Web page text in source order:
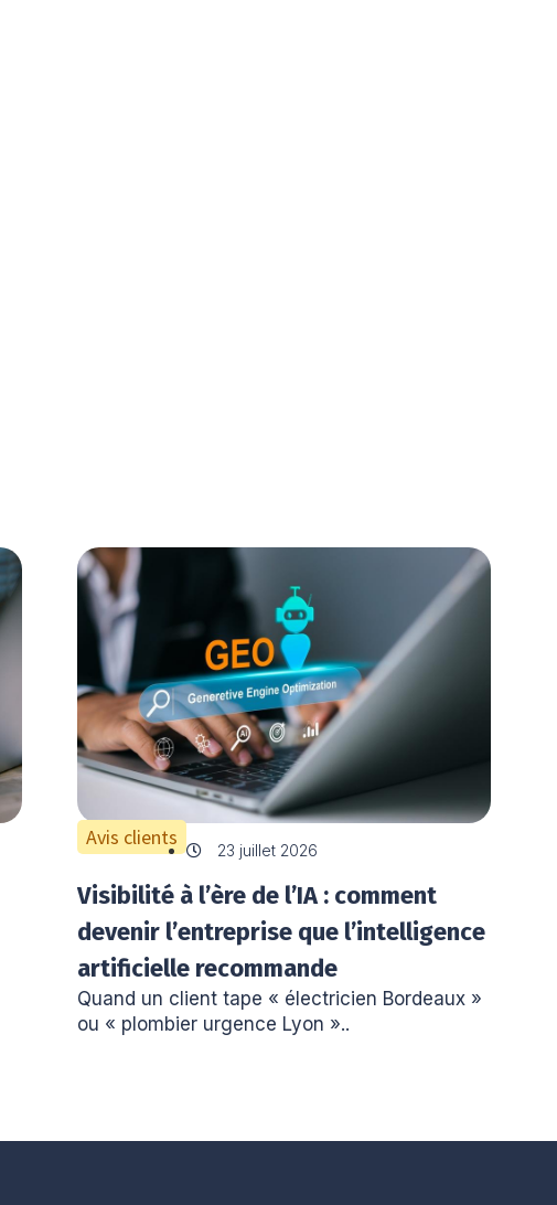
Avis clients
23 juillet 2026
Visibilité à l’ère de l’IA : comment
devenir l’entreprise que l’intelligence
artificielle recommande
Quand un client tape « électricien Bordeaux »
ou « plombier urgence Lyon »..